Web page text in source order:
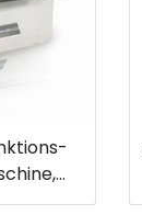
und